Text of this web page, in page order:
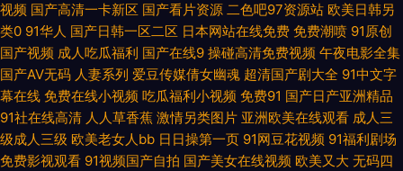
悠综合网 韩国福利电影院 91蜜桃臀 青青操在线 超碰福利97 午夜色色影院
久久精品国产亚州 97资源人人 日韩精品免费观看 国产精品第36页 伊人222
成人网 狼人色大香蕉 97色色综合影院 日韩av片网站 色先锋1 狠狠狠日 97偷
拍超碰 日韩毛片网站 国产超碰97 伊人成人自拍 玖操视频一二三区 亚洲av色
视频 国产高清一卡新区 国产看片资源 二色吧97资源站 欧美日韩另
类0 91华人 国产日韩一区二区 日本网站在线免费 免费潮喷 91原创
国产视频 成人吃瓜福利 国产在线9 操碰高清免费视频 午夜电影全集
国产AV无码 人妻系列 爱豆传媒倩女幽魂 超清国产剧大全 91中文字
幕在线 免费在线小视频 吃瓜福利小视频 免费91 国产日产亚洲精品
91社在线高清 人人草香蕉 激情另类图片 亚洲欧美在线观看 成人三
级成人三级 欧美老女人bb 日日操第一页 91网豆花视频 91福利剧场
免费影视观看 91视频国产自拍 国产美女在线视频 欧美又大 无码四